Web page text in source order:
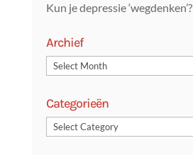
Kun je depressie ‘wegdenken’?
Archief
Categorieën